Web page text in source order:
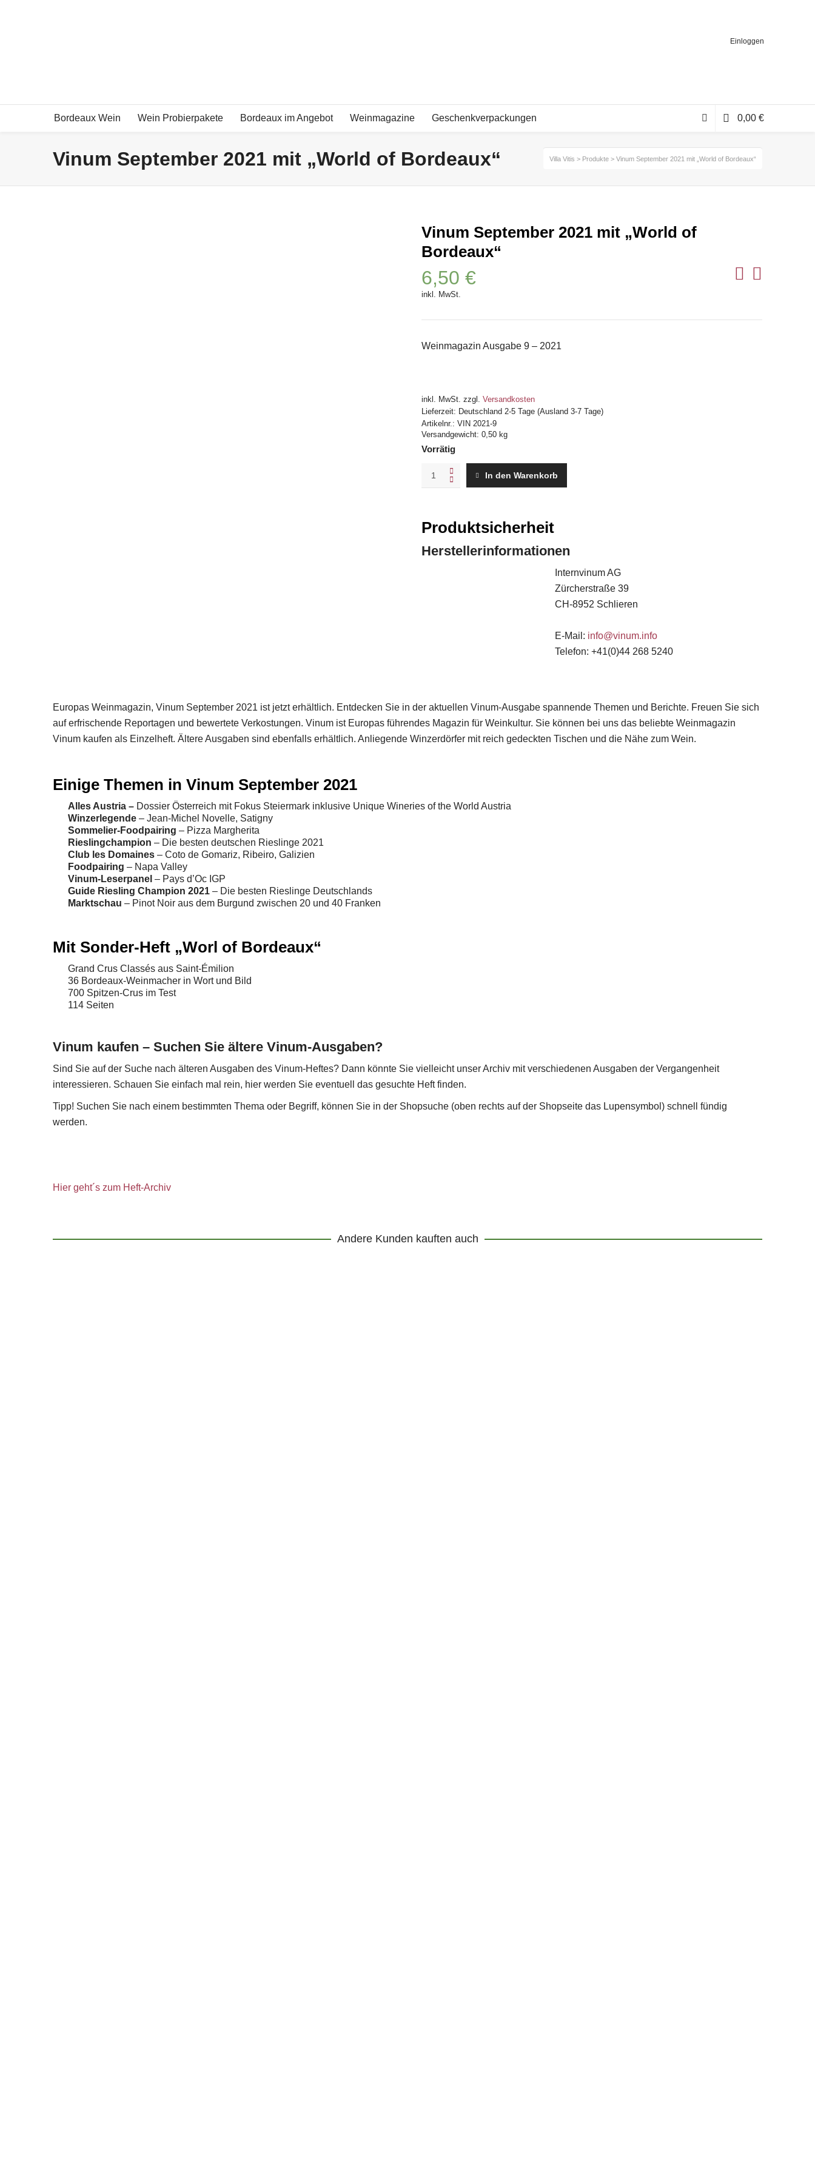
Einloggen
Bordeaux Wein Wein Probierpakete Bordeaux im Angebot Weinmagazine Geschenkverpackungen 0,00 €
Vinum September 2021 mit „World of Bordeaux“ Villa Vitis > Produkte > Vinum September 2021 mit „World of Bordeaux“
Vinum September 2021 mit „World of
Bordeaux“
6,50€
inkl. MwSt.
Weinmagazin Ausgabe 9 – 2021
inkl. MwSt. zzgl.Versandkosten
Lieferzeit: Deutschland 2-5 Tage (Ausland 3-7 Tage)
Artikelnr.:VIN 2021-9
Versandgewicht: 0,50 kg
Vorrätig
September
of
quantity
In den Warenkorb
Produktsicherheit
Herstellerinformationen
Internvinum AG
Zürcherstraße 39
CH-8952 Schlieren
E-Mail: info@vinum.info
Telefon: +41(0)44 268 5240
Europas Weinmagazin, Vinum September 2021 ist jetzt erhältlich. Entdecken Sie in der aktuellen Vinum-Ausgabe spannende Themen und Berichte. Freuen Sie sich
auf erfrischende Reportagen und bewertete Verkostungen. Vinum ist Europas führendes Magazin für Weinkultur. Sie können bei uns das beliebte Weinmagazin
Vinum kaufen als Einzelheft. Ältere Ausgaben sind ebenfalls erhältlich. Anliegende Winzerdörfer mit reich gedeckten Tischen und die Nähe zum Wein.
Einige Themen in Vinum September 2021
Alles Austria – Dossier Österreich mit Fokus Steiermark inklusive Unique Wineries of the World Austria
Winzerlegende – Jean-Michel Novelle, Satigny
Sommelier-Foodpairing – Pizza Margherita
Rieslingchampion – Die besten deutschen Rieslinge 2021
Club les Domaines – Coto de Gomariz, Ribeiro, Galizien
Foodpairing – Napa Valley
Vinum-Leserpanel – Pays d’Oc IGP
Guide Riesling Champion 2021 – Die besten Rieslinge Deutschlands
Marktschau – Pinot Noir aus dem Burgund zwischen 20 und 40 Franken
Mit Sonder-Heft „Worl of Bordeaux“
Grand Crus Classés aus Saint-Émilion
36 Bordeaux-Weinmacher in Wort und Bild
700 Spitzen-Crus im Test
114 Seiten
Vinum kaufen – Suchen Sie ältere Vinum-Ausgaben?
Sind Sie auf der Suche nach älteren Ausgaben des Vinum-Heftes? Dann könnte Sie vielleicht unser Archiv mit verschiedenen Ausgaben der Vergangenheit
interessieren. Schauen Sie einfach mal rein, hier werden Sie eventuell das gesuchte Heft finden.
Tipp! Suchen Sie nach einem bestimmten Thema oder Begriff, können Sie in der Shopsuche (oben rechts auf der Shopseite das Lupensymbol) schnell fündig
werden.
Hier geht´s zum Heft-Archiv
Andere Kunden kauften auch